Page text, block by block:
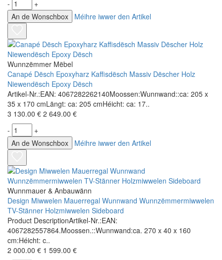
-
+
An de Wonschbox
Méihre iwwer den Artikel
Wunnzëmmer Mëbel
Canapé Dësch Epoxyharz Kaffisdësch Massiv Dëscher Holz
Niewendësch Epoxy Dësch
Artikel-Nr.:EAN: 4067282262140Moossen:Wunnwand::ca: 205 x
35 x 170 cmLängt: ca: 205 cmHéicht: ca: 17..
3 130.00 € 2 649.00 €
-
+
An de Wonschbox
Méihre iwwer den Artikel
Wunnmauer & Anbauwänn
Design Miwwelen Mauerregal Wunnwand Wunnzëmmermiwwelen
TV-Stänner Holzmiwwelen Sideboard
Product DescriptionArtikel-Nr.:EAN:
4067282557864.Moossen.::Wunnwand:ca. 270 x 40 x 160
cm:Héicht: c..
2 000.00 € 1 599.00 €